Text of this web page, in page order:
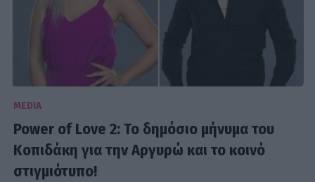
MEDIA
Power of Love 2: Το δημόσιο μήνυμα του
Κοπιδάκη για την Αργυρώ και το κοινό
στιγμιότυπο!